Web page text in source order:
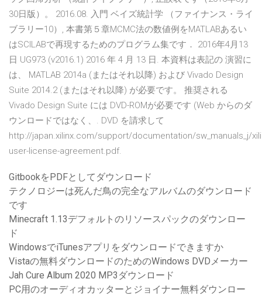
30日版）。 2016.08. 入門 ベイズ統計学 （ファイナンス・ライ
ブラリー10）, 本書第５章MCMC法の数値例をMATLABあるい
はSCILABで再現するためのプログラム集です． 2016年4月13
日 UG973 (v2016.1) 2016 年 4 月 13 日. 本資料は表記の 演習に
は、 MATLAB 2014a (またはそれ以降) および Vivado Design
Suite 2014.2 (またはそれ以降) が必要です。 推奨される
Vivado Design Suite には DVD-ROMが必要です (Web からのダ
ウンロードではなく、. DVD を請求して
http://japan.xilinx.com/support/documentation/sw_manuals_j/
user-license-agreement.pdf.
GitbookをPDFとしてダウンロード
テクノロジーは死んだ鳥の完全なアルバムのダウンロード
です
Minecraft 1.13デフォルトのリソースパックのダウンロー
ド
WindowsでiTunesアプリをダウンロードできますか
Vistaの無料ダウンロードのためのWindows DVDメーカー
Jah Cure Album 2020 MP3ダウンロード
PC用のオーディオカッターとジョイナー無料ダウンロー